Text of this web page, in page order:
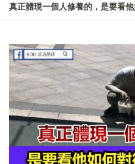
真正體現一個人修養的，是要看